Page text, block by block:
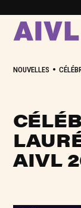
NOUVELLES •
AIVL